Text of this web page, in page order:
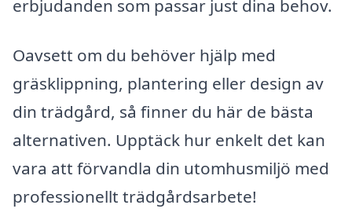
erbjudanden som passar just dina behov.
Oavsett om du behöver hjälp med
gräsklippning, plantering eller design av
din trädgård, så finner du här de bästa
alternativen. Upptäck hur enkelt det kan
vara att förvandla din utomhusmiljö med
professionellt trädgårdsarbete!